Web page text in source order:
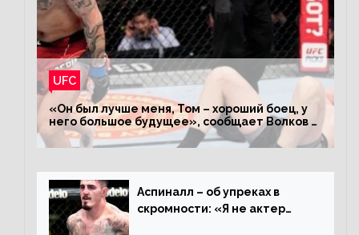
UFC
«Он был лучше меня, Том – хороший боец, у
него большое будущее», сообщает Волков –
о поражении Аспиналлу
Аспиналл – об упреках в
скромности: «Я не актер